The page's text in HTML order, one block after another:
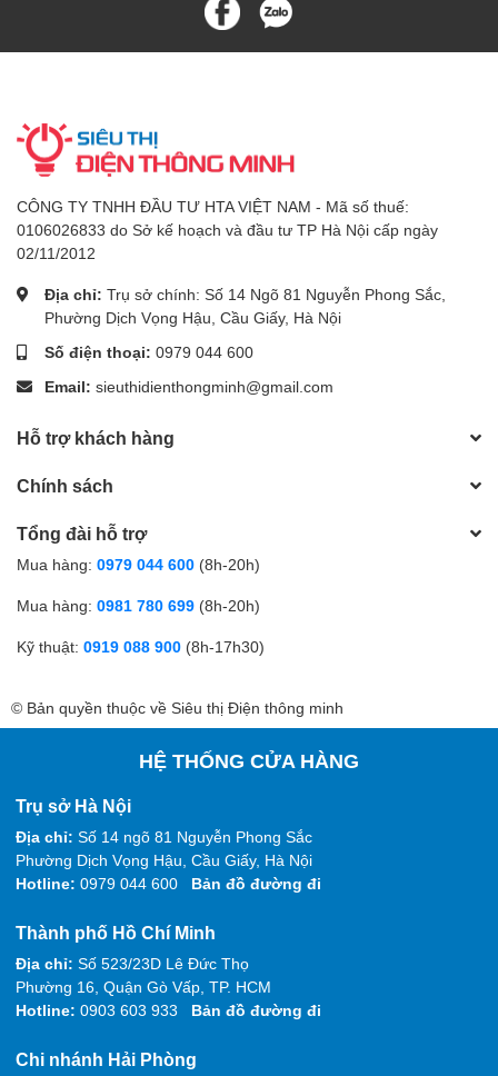
CÔNG TY TNHH ĐẦU TƯ HTA VIỆT NAM - Mã số thuế:
0106026833 do Sở kế hoạch và đầu tư TP Hà Nội cấp ngày
02/11/2012
Địa chỉ: Trụ sở chính: Số 14 Ngõ 81 Nguyễn Phong Sắc,
Phường Dịch Vọng Hậu, Cầu Giấy, Hà Nội
Số điện thoại: 0979 044 600
Email: sieuthidienthongminh@gmail.com
Hỗ trợ khách hàng
Chính sách
Tổng đài hỗ trợ
Mua hàng: 0979 044 600 (8h-20h)
Mua hàng: 0981 780 699 (8h-20h)
Kỹ thuật: 0919 088 900 (8h-17h30)
© Bản quyền thuộc về Siêu thị Điện thông minh
HỆ THỐNG CỬA HÀNG
Trụ sở Hà Nội
Địa chỉ: Số 14 ngõ 81 Nguyễn Phong Sắc
Phường Dịch Vọng Hậu, Cầu Giấy, Hà Nội
Hotline: 0979 044 600 Bản đồ đường đi
Thành phố Hồ Chí Minh
Địa chỉ: Số 523/23D Lê Đức Thọ
Phường 16, Quận Gò Vấp, TP. HCM
Hotline: 0903 603 933 Bản đồ đường đi
Chi nhánh Hải Phòng